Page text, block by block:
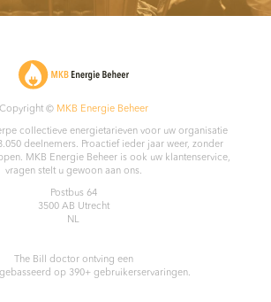
Copyright © MKB Energie Beheer
collectieve energietarieven voor uw organisatie
deelnemers. Proactief ieder jaar weer, zonder
MKB Energie Beheer is ook uw klantenservice,
vragen stelt u gewoon aan ons.
Postbus 64
3500 AB Utrecht
NL
The Bill doctorontving een
op 390+ gebruikerservaringen.